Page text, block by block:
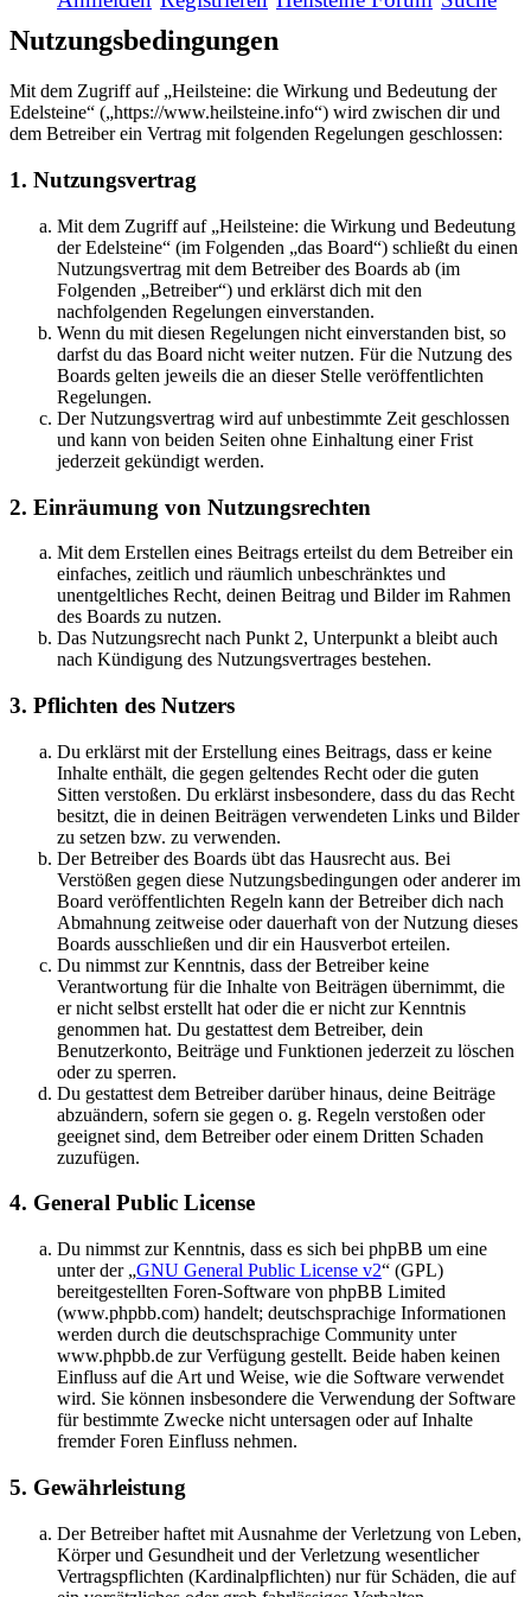
Nutzungsbedingungen
Mit dem Zugriff auf „Heilsteine: die Wirkung und Bedeutung der
Edelsteine“ („https://www.heilsteine.info“) wird zwischen dir und
dem Betreiber ein Vertrag mit folgenden Regelungen geschlossen:
1. Nutzungsvertrag
Mit dem Zugriff auf „Heilsteine: die Wirkung und Bedeutung
der Edelsteine“ (im Folgenden „das Board“) schließt du einen
Nutzungsvertrag mit dem Betreiber des Boards ab (im
Folgenden „Betreiber“) und erklärst dich mit den
nachfolgenden Regelungen einverstanden.
Wenn du mit diesen Regelungen nicht einverstanden bist, so
darfst du das Board nicht weiter nutzen. Für die Nutzung des
Boards gelten jeweils die an dieser Stelle veröffentlichten
Regelungen.
Der Nutzungsvertrag wird auf unbestimmte Zeit geschlossen
und kann von beiden Seiten ohne Einhaltung einer Frist
jederzeit gekündigt werden.
2. Einräumung von Nutzungsrechten
Mit dem Erstellen eines Beitrags erteilst du dem Betreiber ein
einfaches, zeitlich und räumlich unbeschränktes und
unentgeltliches Recht, deinen Beitrag und Bilder im Rahmen
des Boards zu nutzen.
Das Nutzungsrecht nach Punkt 2, Unterpunkt a bleibt auch
nach Kündigung des Nutzungsvertrages bestehen.
3. Pflichten des Nutzers
Du erklärst mit der Erstellung eines Beitrags, dass er keine
Inhalte enthält, die gegen geltendes Recht oder die guten
Sitten verstoßen. Du erklärst insbesondere, dass du das Recht
besitzt, die in deinen Beiträgen verwendeten Links und Bilder
zu setzen bzw. zu verwenden.
Der Betreiber des Boards übt das Hausrecht aus. Bei
Verstößen gegen diese Nutzungsbedingungen oder anderer im
Board veröffentlichten Regeln kann der Betreiber dich nach
Abmahnung zeitweise oder dauerhaft von der Nutzung dieses
Boards ausschließen und dir ein Hausverbot erteilen.
Du nimmst zur Kenntnis, dass der Betreiber keine
Verantwortung für die Inhalte von Beiträgen übernimmt, die
er nicht selbst erstellt hat oder die er nicht zur Kenntnis
genommen hat. Du gestattest dem Betreiber, dein
Benutzerkonto, Beiträge und Funktionen jederzeit zu löschen
oder zu sperren.
Du gestattest dem Betreiber darüber hinaus, deine Beiträge
abzuändern, sofern sie gegen o. g. Regeln verstoßen oder
geeignet sind, dem Betreiber oder einem Dritten Schaden
zuzufügen.
4. General Public License
Du nimmst zur Kenntnis, dass es sich bei phpBB um eine
unter der „GNU General Public License v2“ (GPL)
bereitgestellten Foren-Software von phpBB Limited
(www.phpbb.com) handelt; deutschsprachige Informationen
werden durch die deutschsprachige Community unter
www.phpbb.de zur Verfügung gestellt. Beide haben keinen
Einfluss auf die Art und Weise, wie die Software verwendet
wird. Sie können insbesondere die Verwendung der Software
für bestimmte Zwecke nicht untersagen oder auf Inhalte
fremder Foren Einfluss nehmen.
5. Gewährleistung
Der Betreiber haftet mit Ausnahme der Verletzung von Leben,
Körper und Gesundheit und der Verletzung wesentlicher
Vertragspflichten (Kardinalpflichten) nur für Schäden, die auf